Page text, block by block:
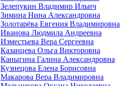
Зелепукин Владимир Ильич
Зимина Нина Александровна
Золотарёва Евгения Владимировна
Иванова Людмила Андреевна
Изместьева Вера Сергеевна
Казанцева Ольга Викторовна
Каныгина Галина Александровна
Кузнецова Елена Борисовна
Макарова Вера Владимировна